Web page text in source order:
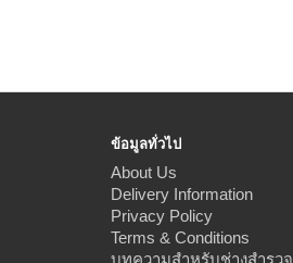
ข้อมูลทั่วไป
About Us
Delivery Information
Privacy Policy
Terms & Conditions
บทความสำหรับช่างสำรวจ